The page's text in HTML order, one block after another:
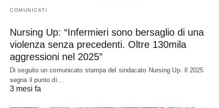
COMUNICATI
Nursing Up: “Infermieri sono bersaglio di una
violenza senza precedenti. Oltre 130mila
aggressioni nel 2025”
Di seguito un comunicato stampa del sindacato Nursing Up. Il 2025
segna il punto di…
3 mesi fa